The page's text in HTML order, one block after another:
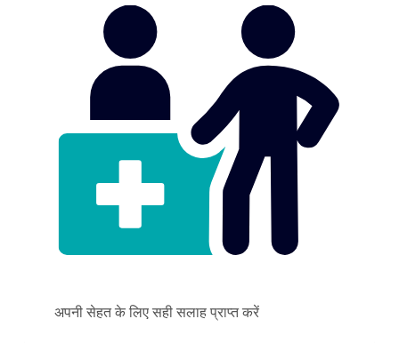
अपनी सेहत के लिए सही सलाह प्राप्त करें